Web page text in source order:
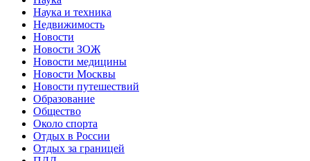
Наука и техника
Недвижимость
Новости
Новости ЗОЖ
Новости медицины
Новости Москвы
Новости путешествий
Образование
Общество
Около спорта
Отдых в России
Отдых за границей